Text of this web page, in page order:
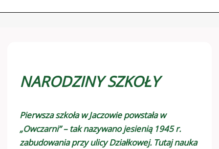
NARODZINY SZKOŁY
Pierwsza szkoła w Jaczowie powstała w
„Owczarni” – tak nazywano jesienią 1945 r.
zabudowania przy ulicy Działkowej. Tutaj nauka